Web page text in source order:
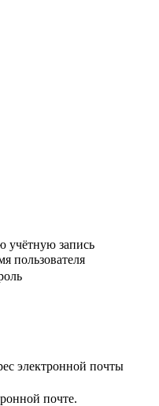
учётную запись
пользователя
электронной почты
почте.